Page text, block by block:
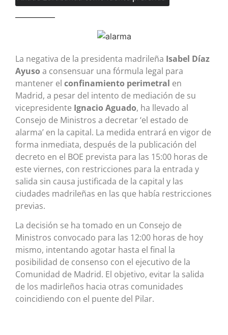
La negativa de la presidenta madrileña Isabel Díaz
Ayuso a consensuar una fórmula legal para
mantener el confinamiento perimetral en
Madrid, a pesar del intento de mediación de su
vicepresidente Ignacio Aguado, ha llevado al
Consejo de Ministros a decretar ‘el estado de
alarma’ en la capital. La medida entrará en vigor de
forma inmediata, después de la publicación del
decreto en el BOE prevista para las 15:00 horas de
este viernes, con restricciones para la entrada y
salida sin causa justificada de la capital y las
ciudades madrileñas en las que había restricciones
previas.
La decisión se ha tomado en un Consejo de
Ministros convocado para las 12:00 horas de hoy
mismo, intentando agotar hasta el final la
posibilidad de consenso con el ejecutivo de la
Comunidad de Madrid. El objetivo, evitar la salida
de los madirleños hacia otras comunidades
coincidiendo con el puente del Pilar.